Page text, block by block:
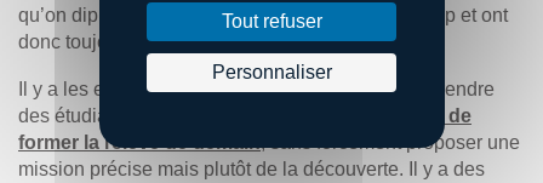
qu’on diplôme. Ces entreprises évoluent beaucoup et ont
donc toujours des choses à proposer.
Il y a les entreprises qui vont systématiquement prendre
des étudiant.e.s de 1
volonté de
former la relève de demain
, sans forcément proposer une
mission précise mais plutôt de la découverte. Il y a des
Tout refuser
Personnaliser